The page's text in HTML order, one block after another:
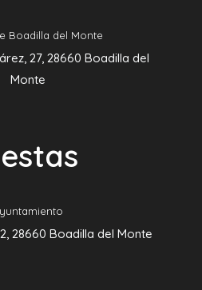
Boadilla del Monte
27, 28660 Boadilla del
Monte
28660 Boadilla del Monte